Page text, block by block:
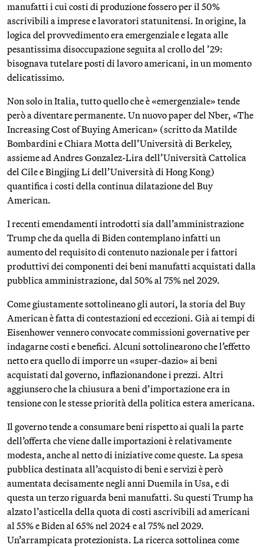
manufatti i cui costi di produzione fossero per il 50%
ascrivibili a imprese e lavoratori statunitensi. In origine, la
logica del provvedimento era emergenziale e legata alle
pesantissima disoccupazione seguita al crollo del ’29:
bisognava tutelare posti di lavoro americani, in un momento
delicatissimo.
Non solo in Italia, tutto quello che è «emergenziale» tende
però a diventare permanente. Un nuovo paper del Nber, «The
Increasing Cost of Buying American» (scritto da Matilde
Bombardini e Chiara Motta dell’Università di Berkeley,
assieme ad Andres Gonzalez-Lira dell’Università Cattolica
del Cile e Bingjing Li dell’Università di Hong Kong)
quantifica i costi della continua dilatazione del Buy
American.
I recenti emendamenti introdotti sia dall’amministrazione
Trump che da quella di Biden contemplano infatti un
aumento del requisito di contenuto nazionale per i fattori
produttivi dei componenti dei beni manufatti acquistati dalla
pubblica amministrazione, dal 50% al 75% nel 2029.
Come giustamente sottolineano gli autori, la storia del Buy
American è fatta di contestazioni ed eccezioni. Già ai tempi di
Eisenhower vennero convocate commissioni governative per
indagarne costi e benefici. Alcuni sottolinearono che l’effetto
netto era quello di imporre un «super-dazio» ai beni
acquistati dal governo, inflazionandone i prezzi. Altri
aggiunsero che la chiusura a beni d’importazione era in
tensione con le stesse priorità della politica estera americana.
Il governo tende a consumare beni rispetto ai quali la parte
dell’offerta che viene dalle importazioni è relativamente
modesta, anche al netto di iniziative come queste. La spesa
pubblica destinata all’acquisto di beni e servizi è però
aumentata decisamente negli anni Duemila in Usa, e di
questa un terzo riguarda beni manufatti. Su questi Trump ha
alzato l’asticella della quota di costi ascrivibili ad americani
al 55% e Biden al 65% nel 2024 e al 75% nel 2029.
Un’arrampicata protezionista. La ricerca sottolinea come